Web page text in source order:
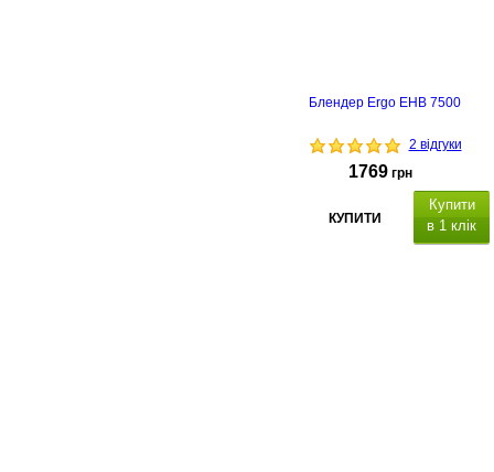
Блендер Ergo EHB 7500
2 відгуки
1769 грн
КУПИТИ
Купити
в 1 клік